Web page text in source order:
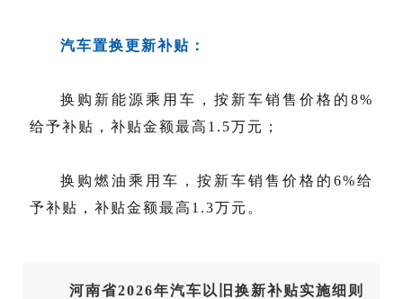
汽车置换更新补贴：
换购新能源乘用车，按新车销售价格的8%
给予补贴，补贴金额最高1.5万元；
换购燃油乘用车，按新车销售价格的6%给
予补贴，补贴金额最高1.3万元。
河南省2026年汽车以旧换新补贴实施细则